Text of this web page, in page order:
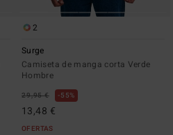
2
Surge
Camiseta de manga corta Verde
Hombre
29,95 € 55%
13,48 €
OFERTAS